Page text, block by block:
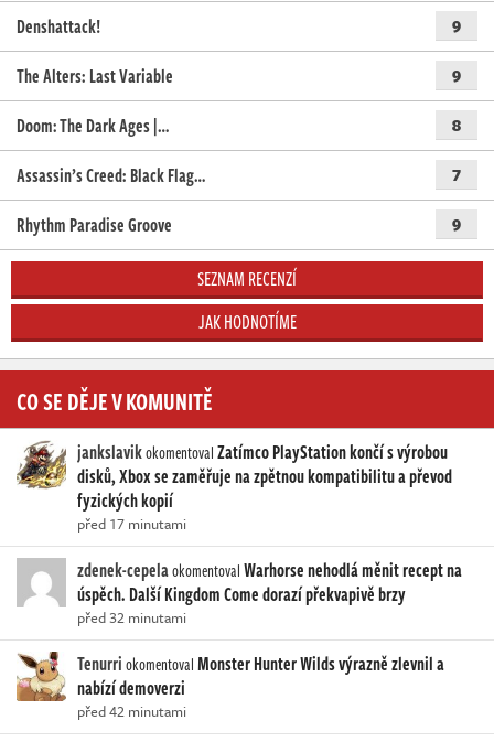
Denshattack! 9
The Alters: Last Variable 9
Doom: The Dark Ages |… 8
Assassin’s Creed: Black Flag… 7
Rhythm Paradise Groove 9
SEZNAM RECENZÍ
JAK HODNOTÍME
CO SE DĚJE V KOMUNITĚ
jankslavikokomentovalZatímco PlayStation končí s výrobou
disků, Xbox se zaměřuje na zpětnou kompatibilitu a převod
fyzických kopií
před 17 minutami
zdenek-cepelaokomentovalWarhorse nehodlá měnit recept na
úspěch. Další Kingdom Come dorazí překvapivě brzy
před 32 minutami
TenurriokomentovalMonster Hunter Wilds výrazně zlevnil a
nabízí demoverzi
před 42 minutami